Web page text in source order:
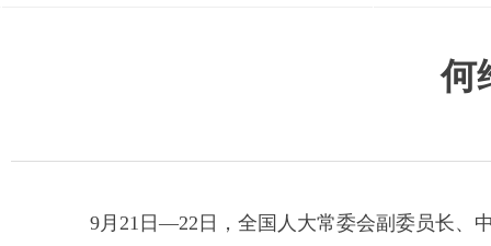
何
9月21日—22日，全国人大常委会副委员长、